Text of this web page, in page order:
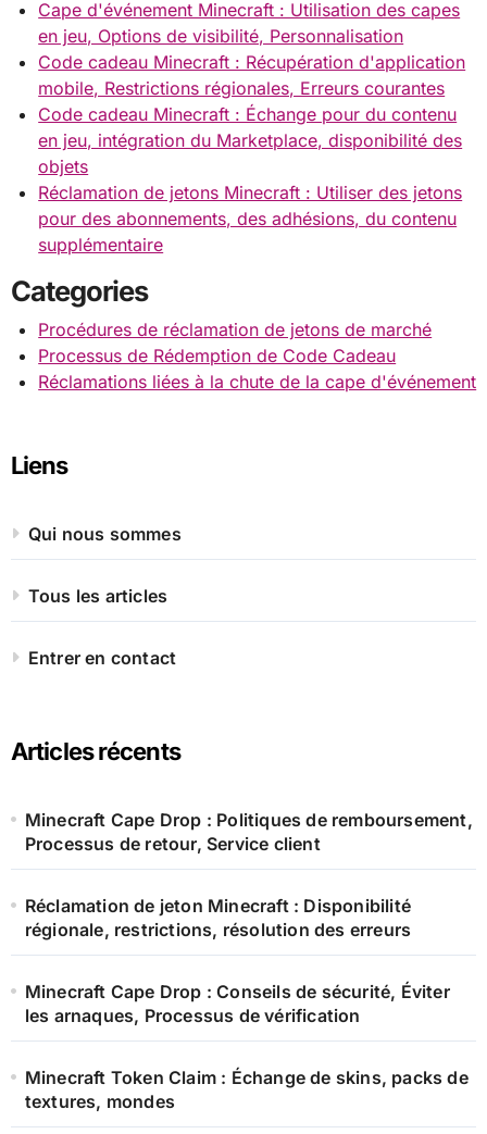
Cape d'événement Minecraft : Utilisation des capes
en jeu, Options de visibilité, Personnalisation
Code cadeau Minecraft : Récupération d'application
mobile, Restrictions régionales, Erreurs courantes
Code cadeau Minecraft : Échange pour du contenu
en jeu, intégration du Marketplace, disponibilité des
objets
Réclamation de jetons Minecraft : Utiliser des jetons
pour des abonnements, des adhésions, du contenu
supplémentaire
Categories
Procédures de réclamation de jetons de marché
Processus de Rédemption de Code Cadeau
Réclamations liées à la chute de la cape d'événement
Liens
Qui nous sommes
Tous les articles
Entrer en contact
Articles récents
Minecraft Cape Drop : Politiques de remboursement,
Processus de retour, Service client
Réclamation de jeton Minecraft : Disponibilité
régionale, restrictions, résolution des erreurs
Minecraft Cape Drop : Conseils de sécurité, Éviter
les arnaques, Processus de vérification
Minecraft Token Claim : Échange de skins, packs de
textures, mondes